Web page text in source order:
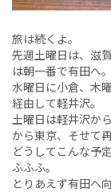
旅は続くよ。
先週土曜日は、滋
は朝一番で有田へ。
水曜日に小倉、木
経由して軽井沢。
土曜日は軽井沢か
から東京、そせて
どうしてこんな予
ふふふ。
とりあえず有田へ